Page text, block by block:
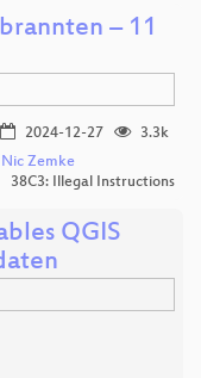
– 11
2024-12-27
3.3k
Nic Zemke
38C3: Illegal Instructions
QGIS